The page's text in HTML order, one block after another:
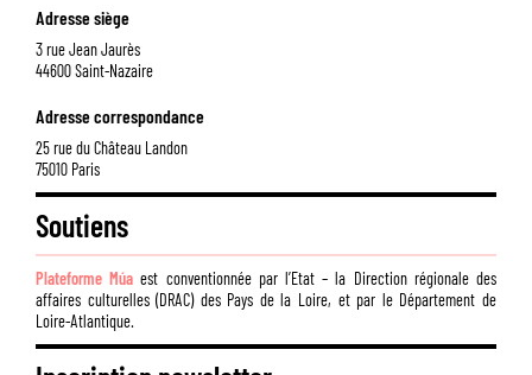
Adresse siège
3 rue Jean Jaurès
44600 Saint-Nazaire
Adresse correspondance
25 rue du Château Landon
75010 Paris
Soutiens
Plateforme Múa est conventionnée par l’Etat – la Direction régionale des
affaires culturelles (DRAC) des Pays de la Loire, et par le Département de
Loire-Atlantique.